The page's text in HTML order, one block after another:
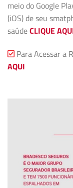
meio do Google
(iOS) de seu
saúdeCLIQUE
Para Acessar a
AQUI